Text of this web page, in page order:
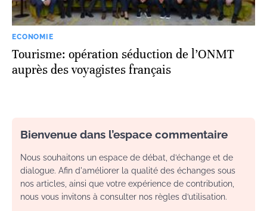
ECONOMIE
Tourisme: opération séduction de l’ONMT
auprès des voyagistes français
Bienvenue dans l’espace commentaire
Nous souhaitons un espace de débat, d’échange et de
dialogue. Afin d'améliorer la qualité des échanges sous
nos articles, ainsi que votre expérience de contribution,
nous vous invitons à consulter nos règles d’utilisation.